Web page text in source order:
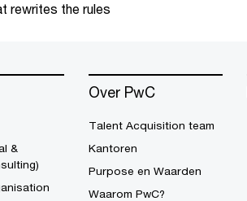
rewrites the rules
&
Over PwC
Talent Acquisition team
Kantoren
Purpose en Waarden
Waarom PwC?